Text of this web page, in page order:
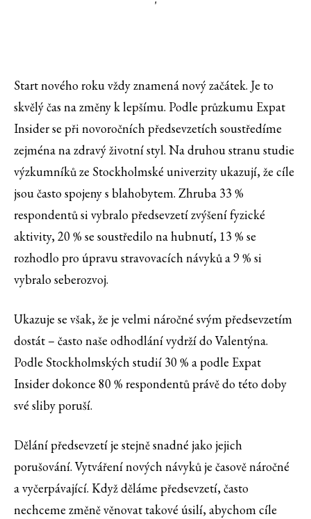
'
Start nového roku vždy znamená nový začátek. Je to
skvělý čas na změny k lepšímu. Podle průzkumu Expat
Insider se při novoročních předsevzetích soustředíme
zejména na zdravý životní styl. Na druhou stranu studie
výzkumníků ze Stockholmské univerzity ukazují, že cíle
jsou často spojeny s blahobytem. Zhruba 33 %
respondentů si vybralo předsevzetí zvýšení fyzické
aktivity, 20 % se soustředilo na hubnutí, 13 % se
rozhodlo pro úpravu stravovacích návyků a 9 % si
vybralo seberozvoj.
Ukazuje se však, že je velmi náročné svým předsevzetím
dostát – často naše odhodlání vydrží do Valentýna.
Podle Stockholmských studií 30 % a podle Expat
Insider dokonce 80 % respondentů právě do této doby
své sliby poruší.
Dělání předsevzetí je stejně snadné jako jejich
porušování. Vytváření nových návyků je časově náročné
a vyčerpávající. Když děláme předsevzetí, často
nechceme změně věnovat takové úsilí, abychom cíle